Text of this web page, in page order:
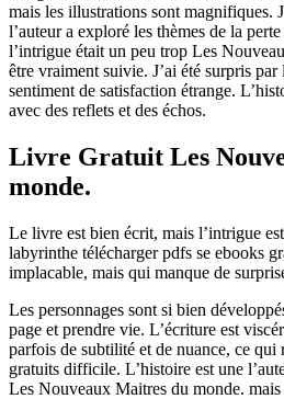
mais les illustrations sont magnifiques.
l’auteur a exploré les thèmes de la
l’intrigue était un peu trop Les
être vraiment suivie. J’ai été surpris
sentiment de satisfaction étrange.
avec des reflets et des échos.
Livre Gratuit Les
monde.
Le livre est bien écrit, mais l’intrigue
labyrinthe télécharger pdfs se ebooks
implacable, mais qui manque de
Les personnages sont si bien
page et prendre vie. L’écriture est
parfois de subtilité et de nuance, ce qui
gratuits difficile. L’histoire est une
Les Nouveaux Maitres du monde. mais